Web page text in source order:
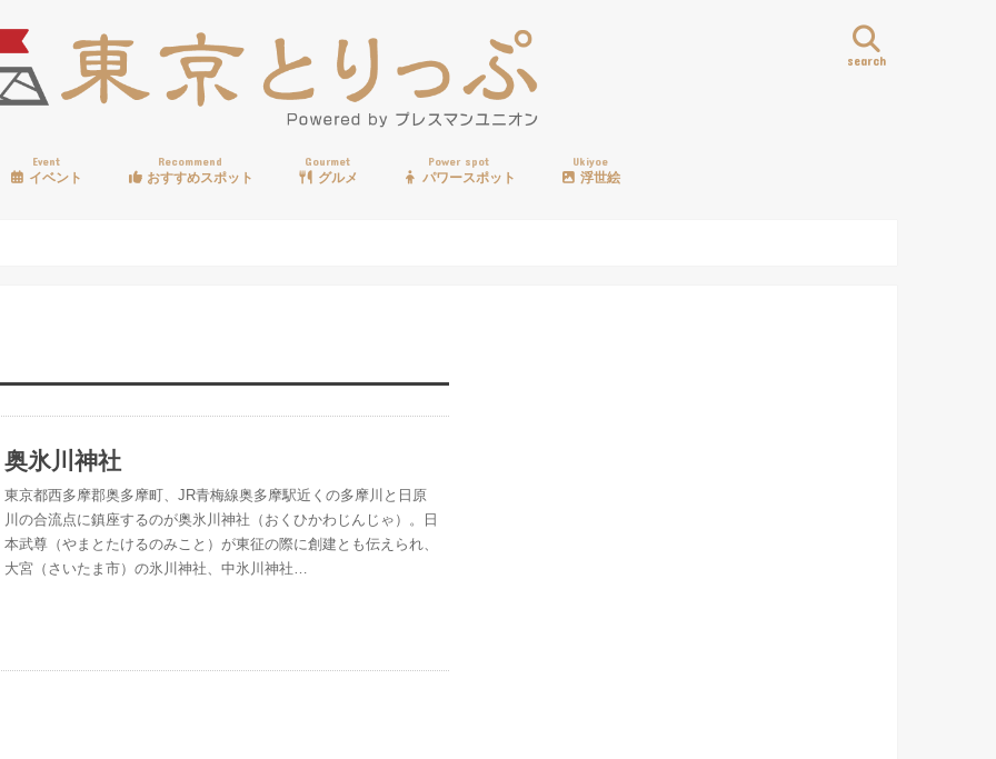
search
Event
イベント
Recommend
おすすめスポット
Gourmet
グルメ
Power spot
パワースポット
Ukiyoe
浮世絵
奥氷川神社
東京都西多摩郡奥多摩町、JR青梅線奥多摩駅近くの多摩川と日原
川の合流点に鎮座するのが奥氷川神社（おくひかわじんじゃ）。日
本武尊（やまとたけるのみこと）が東征の際に創建とも伝えられ、
大宮（さいたま市）の氷川神社、中氷川神社…